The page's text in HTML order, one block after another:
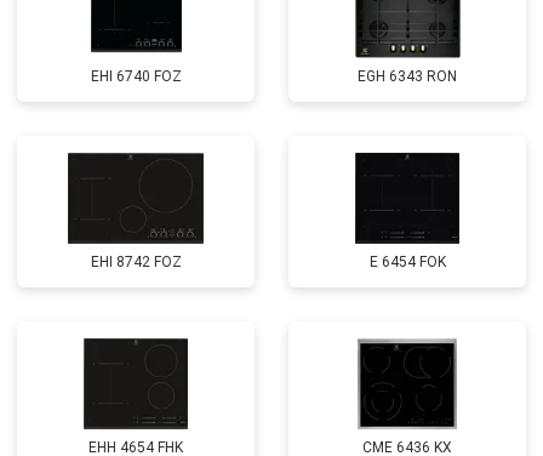
EHI 6740 FOZ EGH 6343 RON
EHI 8742 FOZ E 6454 FOK
EHH 4654 FHK CME 6436 KX